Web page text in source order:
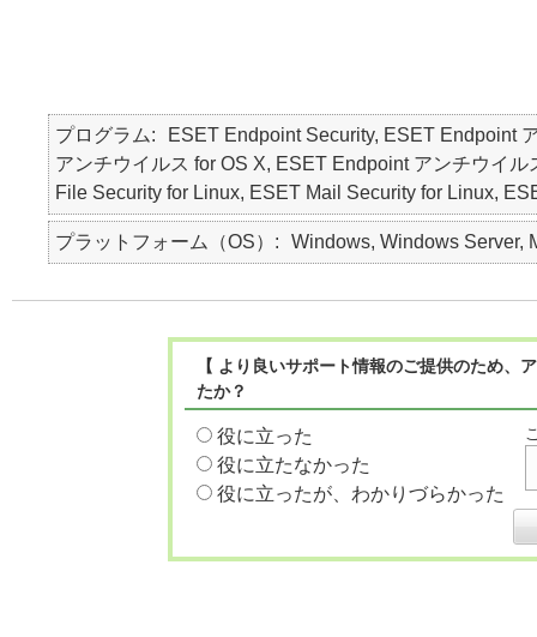
プログラム
ESET Endpoint Security, ESET Endpoint
アンチウイルス for OS X, ESET Endpoint アンチウイ
File Security for Linux, ESET Mail Security for Linux,
プラットフォーム（OS） Windows, Windows Server,
【 より良いサポート情報のご提供のため
たか？
役に立った
役に立たなかった
役に立ったが、わかりづらかった